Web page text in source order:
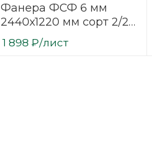
Фанера ФСФ 6 мм
2440х1220 мм сорт 2/2
шлифованная
березовая
1 898 ₽/лист